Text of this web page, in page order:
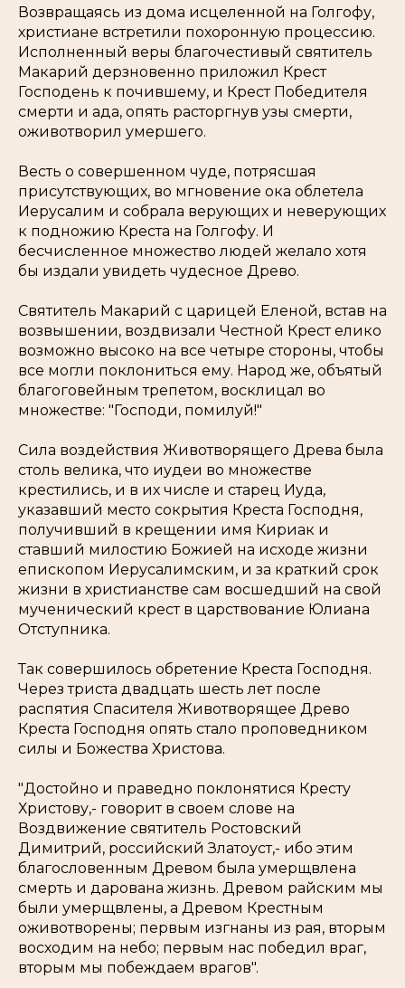
Возвращаясь из дома исцеленной на Голгофу,
христиане встретили похоронную процессию.
Исполненный веры благочестивый святитель
Макарий дерзновенно приложил Крест
Господень к почившему, и Крест Победителя
смерти и ада, опять расторгнув узы смерти,
оживотворил умершего.
Весть о совершенном чуде, потрясшая
присутствующих, во мгновение ока облетела
Иерусалим и собрала верующих и неверующих
к подножию Креста на Голгофу. И
бесчисленное множество людей желало хотя
бы издали увидеть чудесное Древо.
Святитель Макарий с царицей Еленой, встав на
возвышении, воздвизали Честной Крест елико
возможно высоко на все четыре стороны, чтобы
все могли поклониться ему. Народ же, объятый
благоговейным трепетом, восклицал во
множестве: "Господи, помилуй!"
Сила воздействия Животворящего Древа была
столь велика, что иудеи во множестве
крестились, и в их числе и старец Иуда,
указавший место сокрытия Креста Господня,
получивший в крещении имя Кириак и
ставший милостию Божией на исходе жизни
епископом Иерусалимским, и за краткий срок
жизни в христианстве сам восшедший на свой
мученический крест в царствование Юлиана
Отступника.
Так совершилось обретение Креста Господня.
Через триста двадцать шесть лет после
распятия Спасителя Животворящее Древо
Креста Господня опять стало проповедником
силы и Божества Христова.
"Достойно и праведно поклонятися Кресту
Христову,- говорит в своем слове на
Воздвижение святитель Ростовский
Димитрий, российский Златоуст,- ибо этим
благословенным Древом была умерщвлена
смерть и дарована жизнь. Древом райским мы
были умерщвлены, а Древом Крестным
оживотворены; первым изгнаны из рая, вторым
восходим на небо; первым нас победил враг,
вторым мы побеждаем врагов".